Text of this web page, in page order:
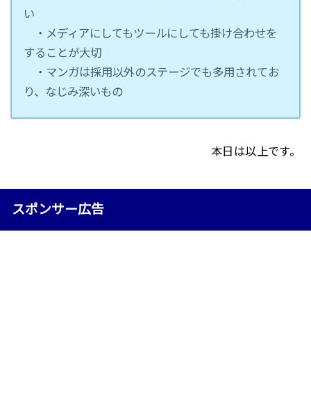
い
・メディアにしてもツールにしても掛け合わせを
することが大切
・マンガは採用以外のステージでも多用されてお
り、なじみ深いもの
本日は以上です。
スポンサー広告